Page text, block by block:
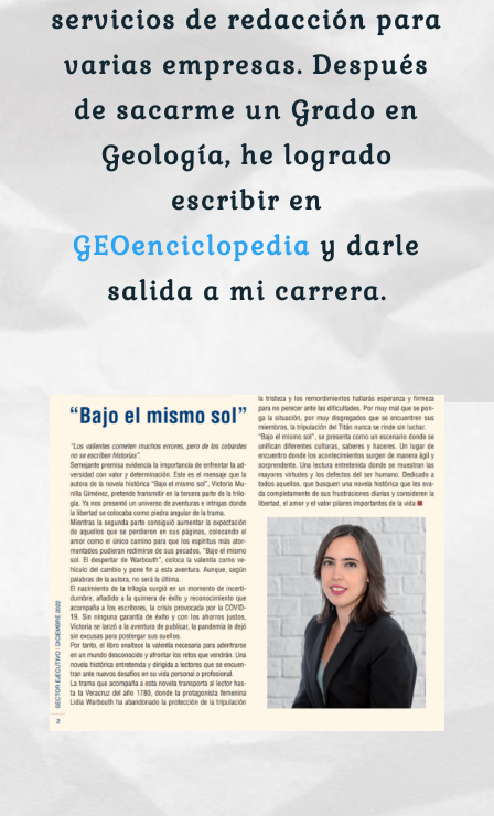
servicios de redacción para
varias empresas. Después
de sacarme un Grado en
Geología, he logrado
escribir en
GEOenciclopedia y darle
salida a mi carrera.